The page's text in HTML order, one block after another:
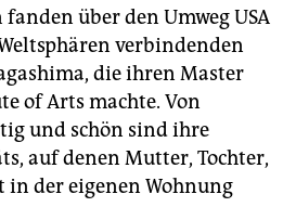
über den Umweg USA
verbindenden
die ihren Master
of Arts machte. Von
und schön sind ihre
auf denen Mutter, Tochter,
in der eigenen Wohnung